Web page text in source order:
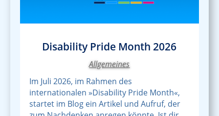
Disability Pride Month 2026
Allgemeines
Im Juli 2026, im Rahmen des
internationalen »Disability Pride Month«,
startet im Blog ein Artikel und Aufruf, der